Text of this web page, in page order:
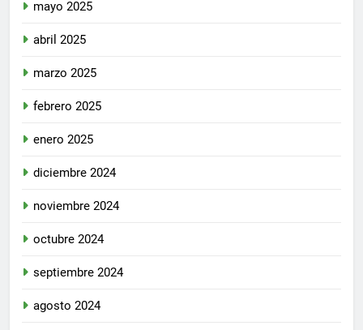
mayo 2025
abril 2025
marzo 2025
febrero 2025
enero 2025
diciembre 2024
noviembre 2024
octubre 2024
septiembre 2024
agosto 2024